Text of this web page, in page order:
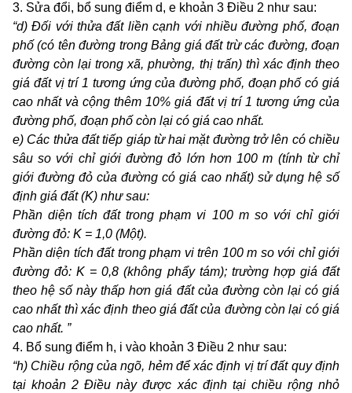
3. Sửa đổi, bổ sung điểm d, e khoản 3 Điều 2 như sau:
“d) Đối với thửa đất liền cạnh với nhiều đường phố, đoạn
phố (có tên đường trong Bảng giá đất trừ các đường, đoạn
đường còn lại trong xã, phường, thị trấn)thì xác định theo
giá đất vị trí1 tương ứng của đường phố, đoạn phố có giá
cao nhất và cộng thêm 10% giá đất vị trí 1 tương ứng của
đường phố, đoạn phố còn lại có giá cao nhất.
e) Các thửa đất tiếp giáp từ hai mặt đường trở lên có chiều
sâu so với chỉ giới đường đỏ lớn hơn 100 m (tính từ chỉ
giới đường đỏ của đường có giá cao nhất) sử dụng hệ số
định giá đất (K) như sau:
Phần diện tích đất trong phạm vi 100 m so với chỉ giới
đường đỏ: K = 1,0 (Một).
Phần diện tích đất trong phạm vi trên 100 m so với chỉ giới
đường đỏ: K = 0,8 (không phẩy tám); trường hợp giá đất
theo hệ số này thấp hơn giá đất của đường còn lại có giá
cao nhất thì xác định theo giá đất của đường còn lại có giá
cao nhất. ”
4. Bổ sung điểm h, i vào khoản 3 Điều 2 như sau:
“h) Chiều rộng của ngõ, hẻm để xác định vị trí đất quy định
tại khoản 2 Điều này được xác định tại chiều rộng nhỏ